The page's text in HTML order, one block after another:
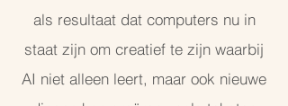
als resultaat dat computers nu in
staat zijn om creatief te zijn waarbij
AI niet alleen leert, maar ook nieuwe